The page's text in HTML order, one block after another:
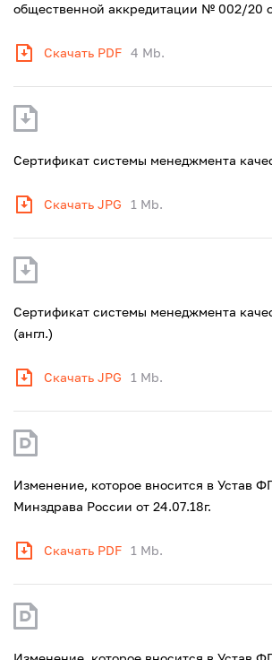
общественной аккредитации № 002/20
Скачать PDF 4 Mb.
Сертификат системы менеджмента
Скачать JPG 1 Mb.
Сертификат системы менеджмента
(англ.)
Скачать JPG 1 Mb.
Изменение, которое вносится в Устав
Минздрава России от 24.07.18г.
Скачать PDF 1 Mb.